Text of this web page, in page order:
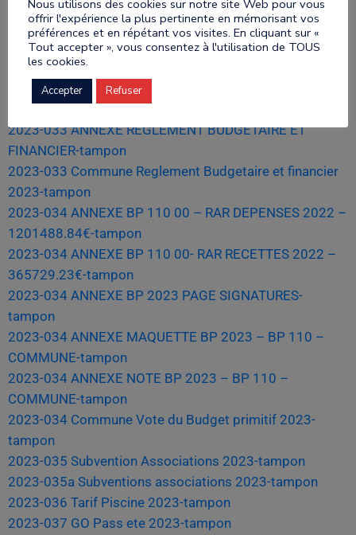
2023-031 ANNEXE MAQUETTE BP 2023 BUDGET 276 –
REGIE ANIMATIONS CULTURE-tampo
2023-031 BP 2023 – RAC-tampon
2023-032 ETAT 1259 – 2023 – LAMALOU LES BAINS-
tampon
2023-033 ANNEXE REGLEMENT BUDGETAIRE ET
FINANCIER-tampon
2023-033 Commune Reglement Budgetaire et financier
2023-tampon
2023-034 ANNEXE BP 110 00 – RAR DEPENSES 2022 –
1201488.84€-tampon
2023-034 ANNEXE BP 110 00- RAR RECETTES 2022 –
365729.23€-tampon
2023-034 ANNEXE BP 2023 PAGE SIGNATURES-
tampon
2023-034 ANNEXE MAQUETTE BP 2023 – BP 110 –
COMMUNE-tampon
2023-034 ANNEXE NOTE BP 2023 – BP 110 –
COMMUNE-tampon
2023-034 Commune Vote du Budget primitif 2023-
tampon
2023-035 Subvention Associations 2023-tampon
2023-035a Subventions associations 2023-tampon
2023-036 Tarif Piscine 2023-tampon
2023-037 GO Pass ete 2023-tampon
Nous utilisons des cookies sur notre site Web pour vous
offrir l'expérience la plus pertinente en mémorisant vos
préférences et en répétant vos visites. En cliquant sur «
Tout accepter », vous consentez à l'utilisation de TOUS
les cookies.
Accepter Refuser